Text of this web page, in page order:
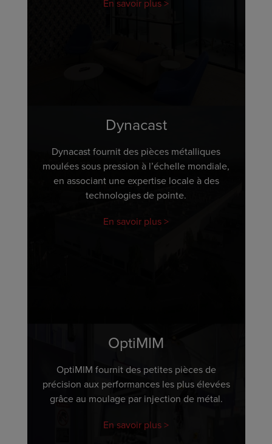
En savoir plus
Dynacast
Dynacast fournit des pièces métalliques
moulées sous pression à l’échelle mondiale,
en associant une expertise locale à des
technologies de pointe.
En savoir plus
OptiMIM
OptiMIM fournit des petites pièces de
précision aux performances les plus élevées
grâce au moulage par injection de métal.
En savoir plus